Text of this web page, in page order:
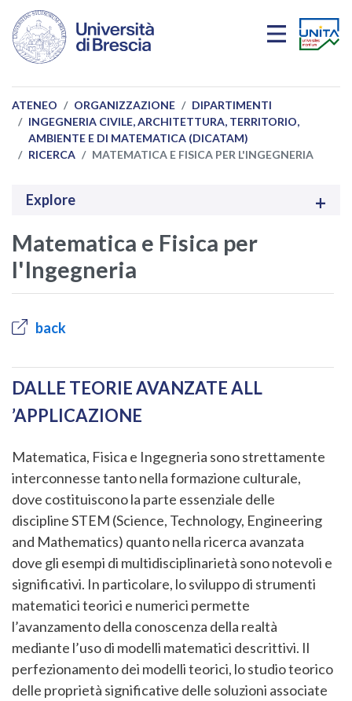
Salta al contenuto principale
ATENEO ORGANIZZAZIONE
DIPARTIMENTI
INGEGNERIA CIVILE, ARCHITETTURA, TERRITORIO,
AMBIENTE E DI MATEMATICA (DICATAM)
RICERCA
MATEMATICA E FISICA PER L'INGEGNERIA
Explore
Matematica e Fisica per
l'Ingegneria
back
DALLE TEORIE AVANZATE ALL
’APPLICAZIONE
Matematica, Fisica e Ingegneria sono strettamente
interconnesse tanto nella formazione culturale,
dove costituiscono la parte essenziale delle
discipline STEM (Science, Technology, Engineering
and Mathematics) quanto nella ricerca avanzata
dove gli esempi di multidisciplinarietà sono notevoli e
significativi. In particolare, lo sviluppo di strumenti
matematici teorici e numerici permette
l’avanzamento della conoscenza della realtà
mediante l’uso di modelli matematici descrittivi. Il
perfezionamento dei modelli teorici, lo studio teorico
delle proprietà significative delle soluzioni associate